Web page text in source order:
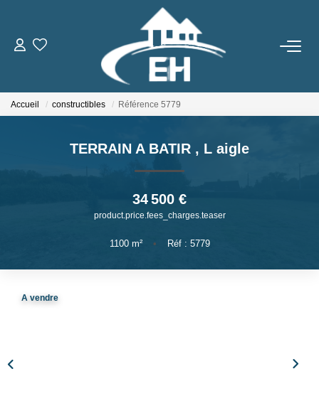
ACHETER
LOUER
Nos Biens
Gestion Locative
ESTIMER
Accueil constructibles Référence 5779
TERRAIN A BATIR , L aigle
34 500 €
product.price.fees_charges.teaser
1100m² • Réf : 5779
A vendre